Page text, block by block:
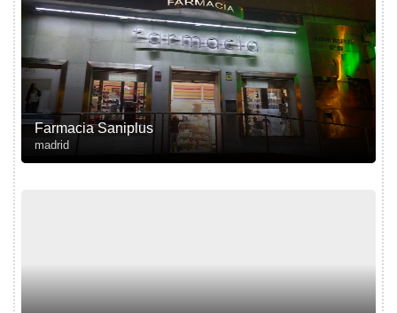
Farmacia Saniplus
madrid